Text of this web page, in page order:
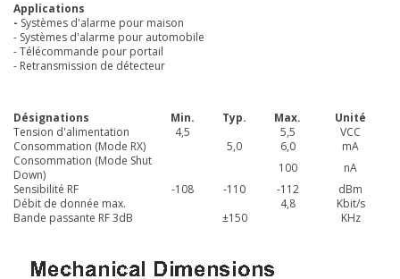
Applications
- Systèmes d'alarme pour maison
- Systèmes d'alarme pour automobile
- Télécommande pour portail
- Retransmission de détecteur
Désignations Min. Typ. Max.
Unité
Tension d'alimentation
4,5 5,5
VCC
Consommation (Mode RX)
5,0 6,0
mA
Consommation (Mode Shut
Down)
100
nA
Sensibilité RF
-108 -110 -112
dBm
Débit de donnée max.
4,8
Kbit/s
Bande passante RF 3dB
±150 KHz